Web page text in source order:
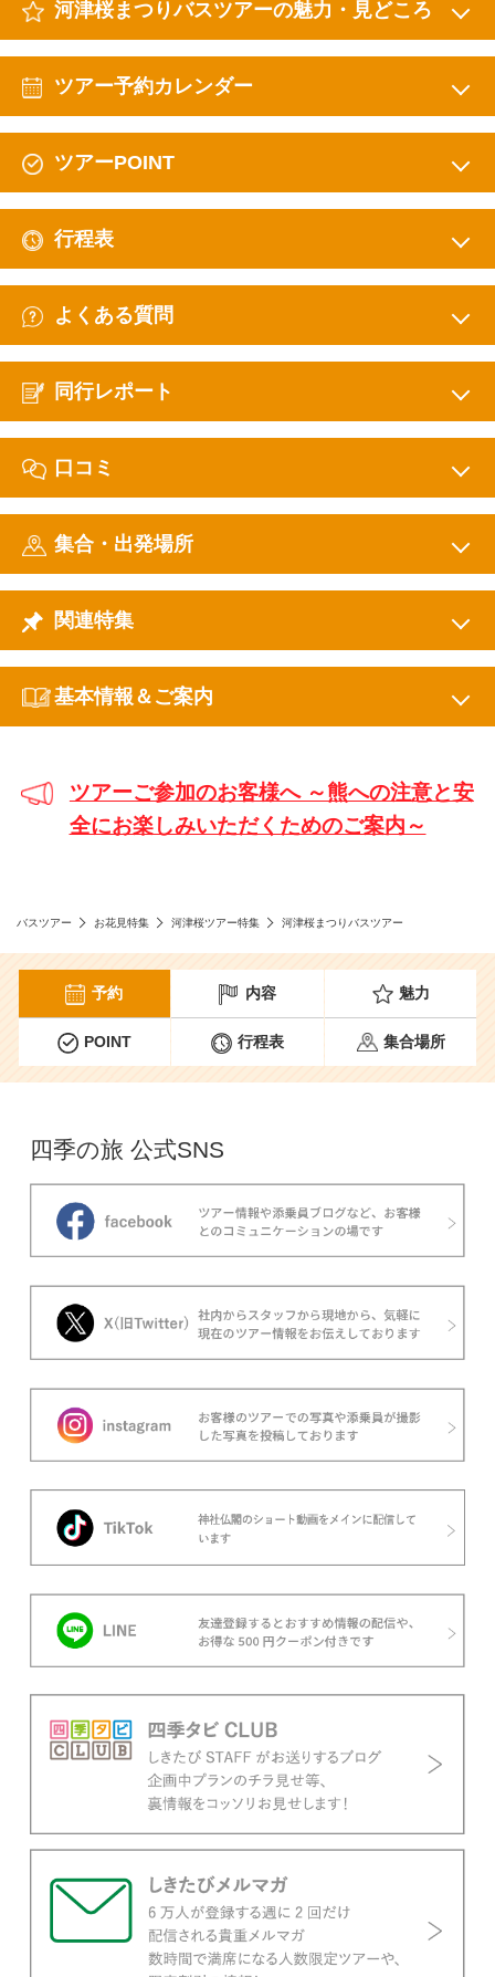
河津桜まつりバスツアーの魅力・見どころ
ツアー予約カレンダー
ツアーPOINT
行程表
よくある質問
同行レポート
口コミ
集合・出発場所
関連特集
基本情報＆ご案内
ツアーご参加のお客様へ ～熊への注意と安
全にお楽しみいただくためのご案内～
バスツアー お花見特集 河津桜ツアー特集 河津桜まつりバスツアー
予約 内容 魅力
POINT 行程表 集合場所
四季の旅 公式SNS